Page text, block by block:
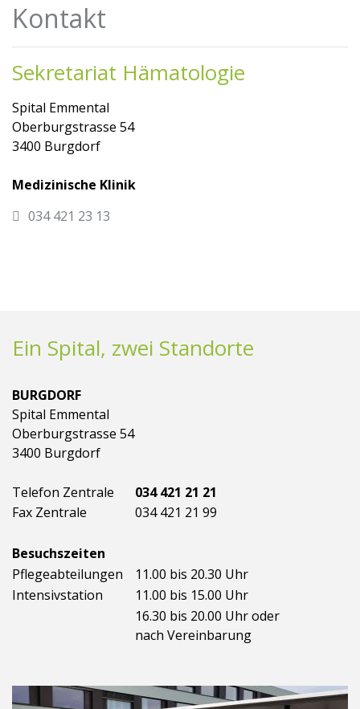
Kontakt
Sekretariat Hämatologie
Spital Emmental
Oberburgstrasse 54
3400 Burgdorf
Medizinische Klinik
034 421 23 13
Ein Spital, zwei Standorte
BURGDORF
Spital Emmental
Oberburgstrasse 54
3400 Burgdorf
Telefon Zentrale
034 421 21 21
Fax Zentrale
034 421 21 99
Besuchszeiten
Pflegeabteilungen
11.00 bis 20.30 Uhr
Intensivstation
11.00 bis 15.00 Uhr
16.30 bis 20.00 Uhr oder
nach Vereinbarung